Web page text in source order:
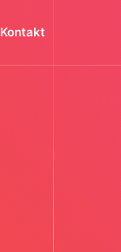
Kontakt